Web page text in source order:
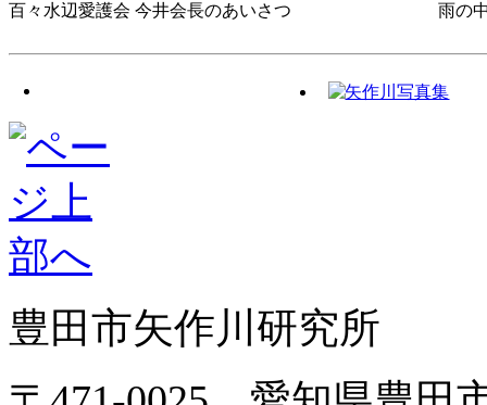
百々水辺愛護会 今井会長のあいさつ 雨の
豊田市矢作川研究所